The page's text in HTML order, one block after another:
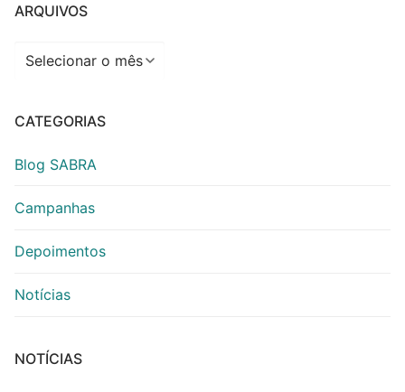
ARQUIVOS
Arquivos
CATEGORIAS
Blog SABRA
Campanhas
Depoimentos
Notícias
NOTÍCIAS